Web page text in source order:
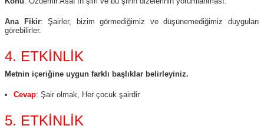
Ana Fikir: Şairler, bizim görmediğimiz ve düşünemediğimiz duyguları
görebilirler.
4. ETKİNLİK
Metnin içeriğine uygun farklı başlıklar belirleyiniz.
Cevap: Şair olmak, Her çocuk şairdir
5. ETKİNLİK